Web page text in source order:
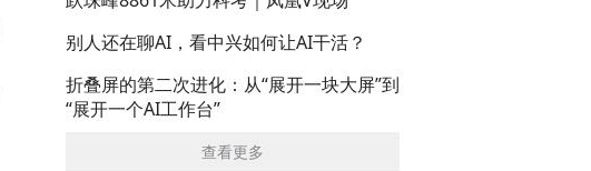
别人还在聊AI，看中兴如何让AI干活？
折叠屏的第二次进化：从“展开一块大屏”到
“展开一个AI工作台”
查看更多